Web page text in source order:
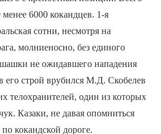
6000 кокандцев. 1-я
сотни, несмотря на
молниеносно, без единого
шашки не ожидавшего нападения
строй врубился М.Д. Скобелев
телохранителей, один из которых
Казаки, не давая опомниться
кокандской дороге.